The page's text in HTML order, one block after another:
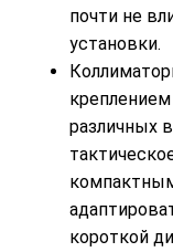
почти не
установки.
различных
короткой